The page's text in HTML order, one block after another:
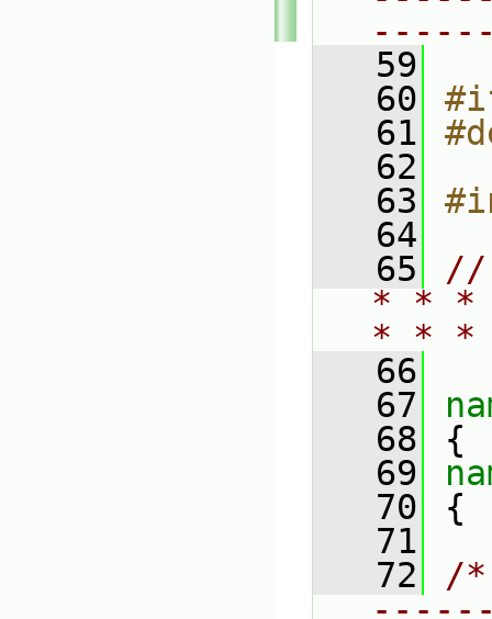
   59
   60
   61
   62
   63
   64
   65
//
* * *
* *
   66
   67
   68
{
   69
   70
{
   71
   72
/